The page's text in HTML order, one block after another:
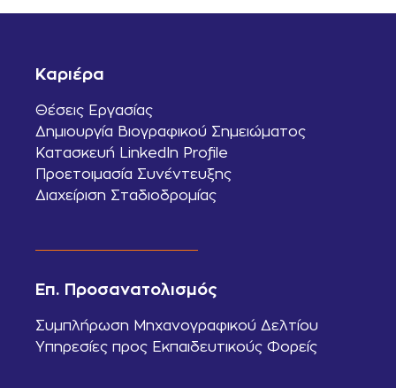
Καριέρα
Θέσεις Εργασίας
Δημιουργία Βιογραφικού Σημειώματος
Κατασκευή LinkedIn Profile
Προετοιμασία Συνέντευξης
Διαχείριση Σταδιοδρομίας
Επ. Προσανατολισμός
Συμπλήρωση Μηχανογραφικού Δελτίου
Υπηρεσίες προς Εκπαιδευτικούς Φορείς